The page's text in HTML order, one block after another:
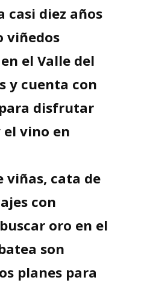
casi diez años
viñedos
el Valle del
y cuenta con
disfrutar
el vino en
viñas, cata de
con
oro en el
son
planes para